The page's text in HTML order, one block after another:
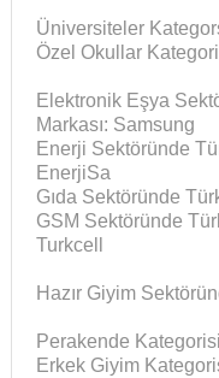
Üniversiteler
Özel Okullar
Elektronik Eşya
Markası: Samsung
Enerji Sektöründe
EnerjiSa
Gıda Sektöründe
GSM Sektöründe
Turkcell
Hazır Giyim
Perakende
Erkek Giyim